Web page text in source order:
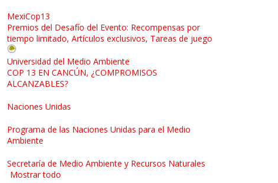
MexiCop13
Premios del Desafío del Evento: Recompensas por
tiempo limitado, Artículos exclusivos, Tareas de juego
Universidad del Medio Ambiente
COP 13 EN CANCÚN, ¿COMPROMISOS
ALCANZABLES?
Naciones Unidas
Programa de las Naciones Unidas para el Medio
Ambiente
Secretaría de Medio Ambiente y Recursos Naturales
Mostrar todo